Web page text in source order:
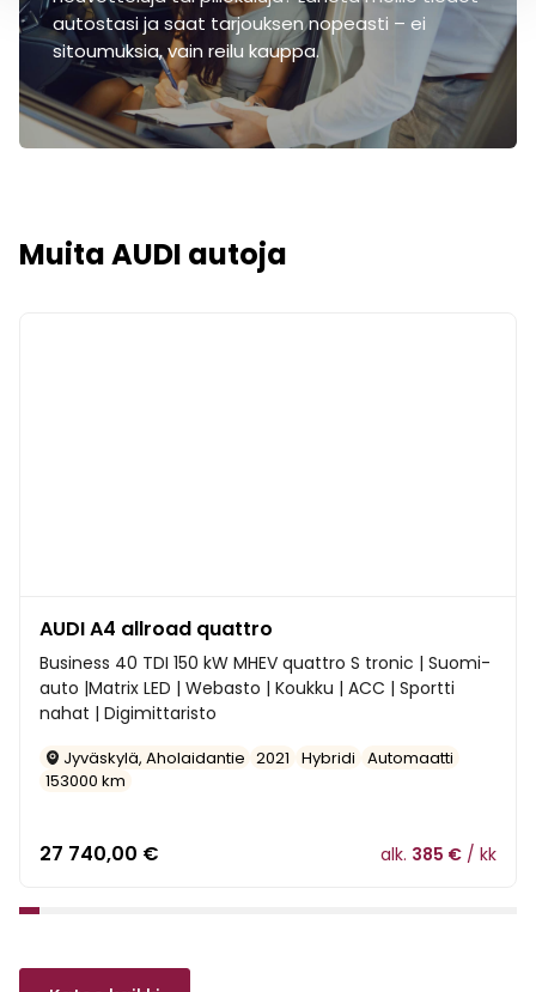
autostasi ja saat tarjouksen nopeasti – ei
sitoumuksia, vain reilu kauppa.
Muita AUDI autoja
AUDI A4 allroad quattro
Business 40 TDI 150 kW MHEV quattro S tronic | Suomi-
auto |Matrix LED | Webasto | Koukku | ACC | Sportti
nahat | Digimittaristo
Jyväskylä, Aholaidantie 2021 Hybridi Automaatti
153000 km
27 740,00 € alk. 385 € / kk
1